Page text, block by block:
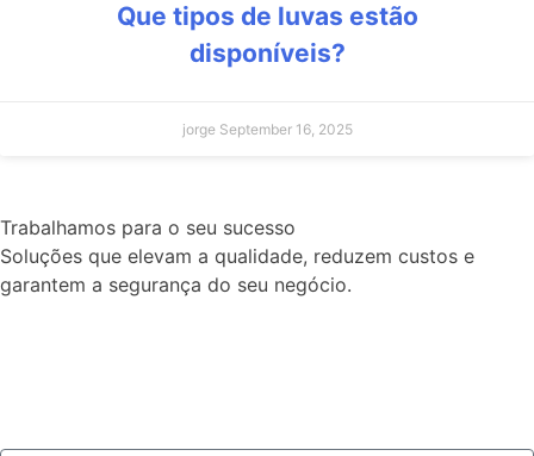
Que tipos de luvas estão
disponíveis?
jorge September 16, 2025
Trabalhamos para o seu sucesso
Soluções que elevam a qualidade, reduzem custos e
garantem a segurança do seu negócio.